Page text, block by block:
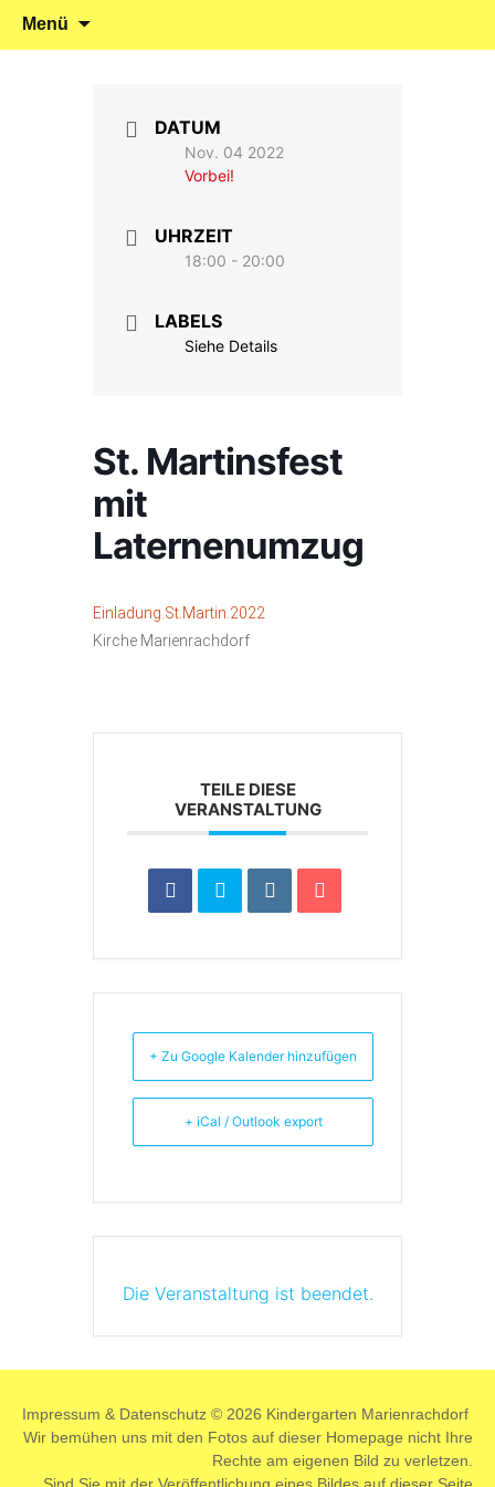
Kindergarten Marienrachdorf
Klein reingehen – Groß rauskommen
Menü
DATUM
Nov. 04 2022
Vorbei!
UHRZEIT
18:00 - 20:00
LABELS
Siehe Details
St. Martinsfest
mit
Laternenumzug
Einladung.St.Martin.2022
Kirche Marienrachdorf
TEILE DIESE
VERANSTALTUNG
+ Zu Google Kalender hinzufügen
+ iCal / Outlook export
Die Veranstaltung ist beendet.
Impressum & Datenschutz © 2026 Kindergarten Marienrachdorf
Wir bemühen uns mit den Fotos auf dieser Homepage nicht Ihre
Rechte am eigenen Bild zu verletzen.